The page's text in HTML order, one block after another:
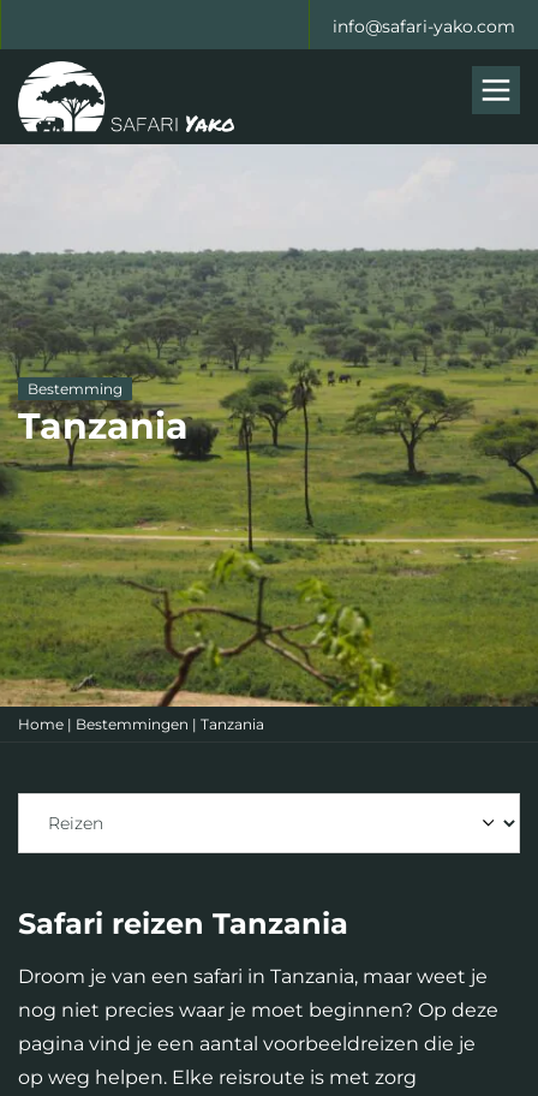
info@safari-yako.com
Bestemming
Tanzania
Home | Bestemmingen | Tanzania
Safari reizen Tanzania
Droom je van een safari in Tanzania, maar weet je
nog niet precies waar je moet beginnen? Op deze
pagina vind je een aantal voorbeeldreizen die je
op weg helpen. Elke reisroute is met zorg